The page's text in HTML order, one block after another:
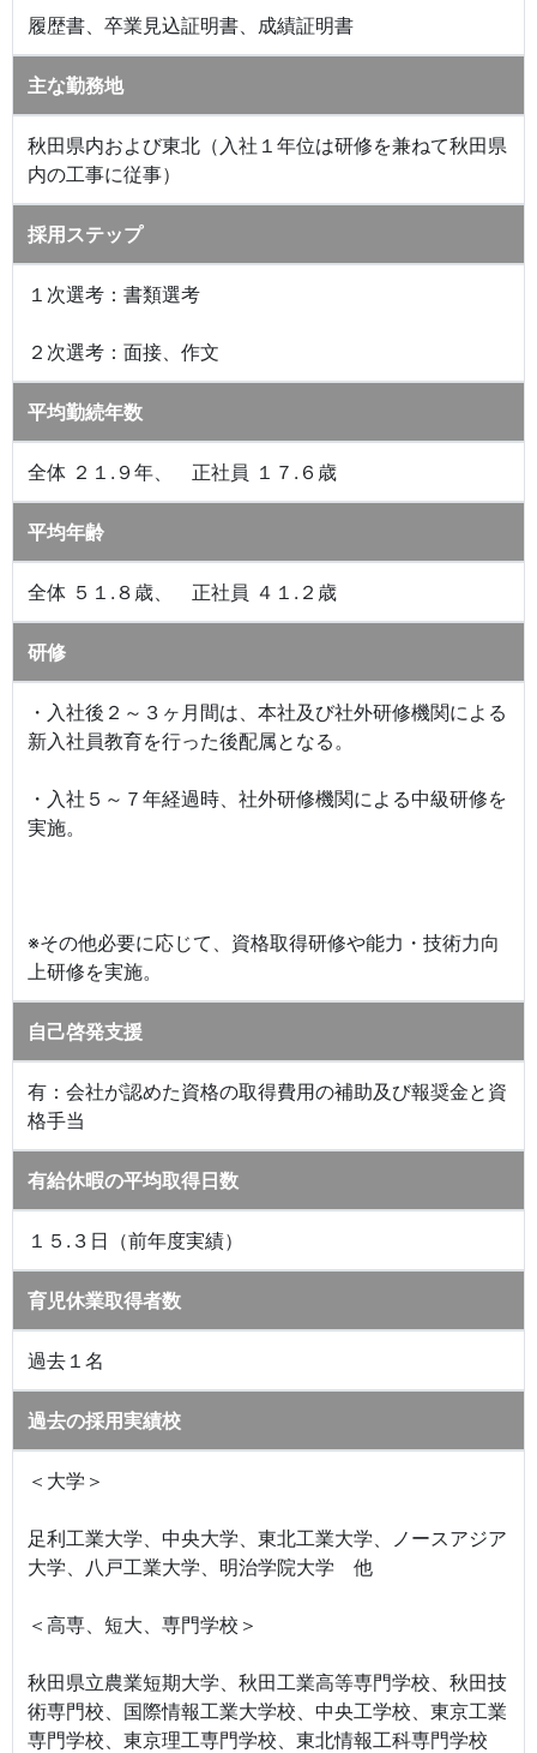
履歴書、卒業見込証明書、成績証明書
主な勤務地
秋田県内および東北（入社１年位は研修を兼ねて秋田県
内の工事に従事）
採用ステップ
１次選考：書類選考
２次選考：面接、作文
平均勤続年数
全体 ２１.９年、 正社員 １７.６歳
平均年齢
全体 ５１.８歳、 正社員 ４１.２歳
研修
・入社後２～３ヶ月間は、本社及び社外研修機関による
新入社員教育を行った後配属となる。
・入社５～７年経過時、社外研修機関による中級研修を
実施。
※その他必要に応じて、資格取得研修や能力・技術力向
上研修を実施。
自己啓発支援
有：会社が認めた資格の取得費用の補助及び報奨金と資
格手当
有給休暇の平均取得日数
１５.３日（前年度実績）
育児休業取得者数
過去１名
過去の採用実績校
＜大学＞
足利工業大学、中央大学、東北工業大学、ノースアジア
大学、八戸工業大学、明治学院大学 他
＜高専、短大、専門学校＞
秋田県立農業短期大学、秋田工業高等専門学校、秋田技
術専門校、国際情報工業大学校、中央工学校、東京工業
専門学校、東京理工専門学校、東北情報工科専門学校